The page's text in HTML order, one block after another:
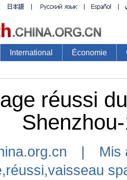
International Économie
réussi
|
,réussi,vaisseau